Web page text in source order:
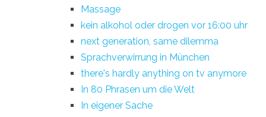
Massage
kein alkohol oder drogen vor 16:00 uhr
next generation, same dilemma
Sprachverwirrung in München
there's hardly anything on tv anymore
In 80 Phrasen um die Welt
In eigener Sache